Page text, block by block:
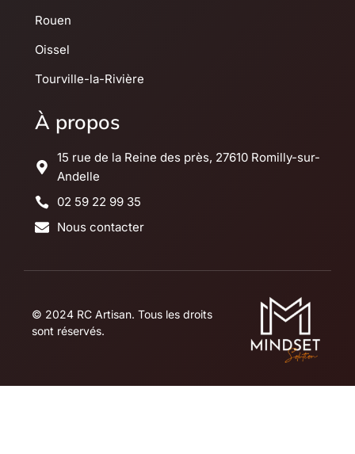
Rouen
Oissel
Tourville-la-Rivière
À propos
15 rue de la Reine des près, 27610 Romilly-sur-
Andelle
02 59 22 99 35
Nous contacter
© 2024 RC Artisan. Tous les droits
sont réservés.